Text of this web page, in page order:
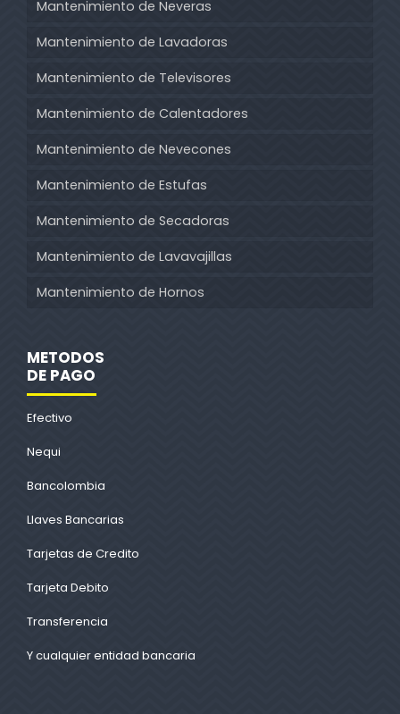
Mantenimiento de Neveras
Mantenimiento de Lavadoras
Mantenimiento de Televisores
Mantenimiento de Calentadores
Mantenimiento de Nevecones
Mantenimiento de Estufas
Mantenimiento de Secadoras
Mantenimiento de Lavavajillas
Mantenimiento de Hornos
METODOS
DE PAGO
Efectivo
Nequi
Bancolombia
Llaves Bancarias
Tarjetas de Credito
Tarjeta Debito
Transferencia
Y cualquier entidad bancaria